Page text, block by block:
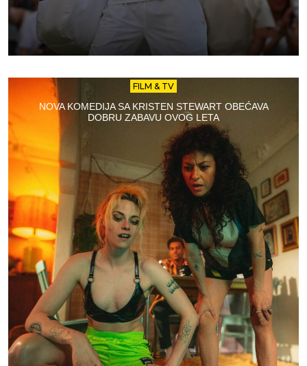
FILM & TV
NOVA KOMEDIJA SA KRISTEN STEWART OBEĆAVA
DOBRU ZABAVU OVOG LETA